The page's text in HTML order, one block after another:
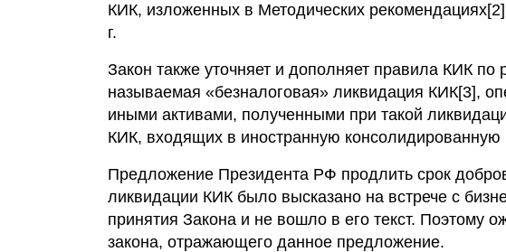
Почему «Пепеляев Групп»?
Обращение Управляющего
Социальная
ответственность
КИК, изложенных в Методических
г.
Закон также уточняет и дополняет правила КИК по
называемая «безналоговая» ликвидация КИК[3],
иными активами, полученными при такой
КИК, входящих в иностранную консолидированную
Предложение Президента РФ продлить срок
ликвидации КИК было высказано на встрече с
принятия Закона и не вошло в его текст. Поэтому
закона, отражающего данное предложение.